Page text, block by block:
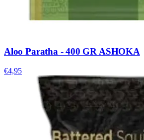
Aloo Paratha - 400 GR ASHOKA
€4,95